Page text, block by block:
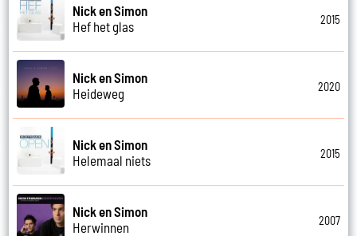
Nick en Simon
Hef het glas
2015
Nick en Simon
Heideweg
2020
Nick en Simon
Helemaal niets
2015
Nick en Simon
Herwinnen
2007